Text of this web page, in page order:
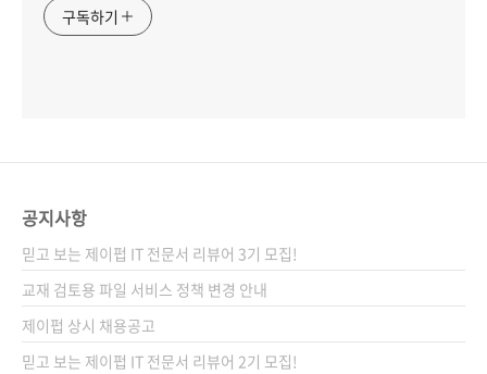
구독하기
공지사항
믿고 보는 제이펍 IT 전문서 리뷰어 3기 모집!
교재 검토용 파일 서비스 정책 변경 안내
제이펍 상시 채용공고
믿고 보는 제이펍 IT 전문서 리뷰어 2기 모집!